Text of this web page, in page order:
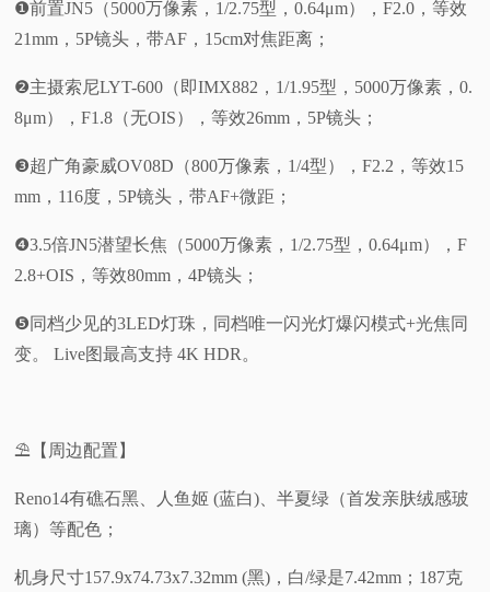
❶前置JN5（5000万像素，1/2.75型，0.64μm），F2.0，等效
21mm，5P镜头，带AF，15cm对焦距离；
❷主摄索尼LYT-600（即IMX882，1/1.95型，5000万像素，0.
8μm），F1.8（无OIS），等效26mm，5P镜头；
❸超广角豪威OV08D（800万像素，1/4型），F2.2，等效15
mm，116度，5P镜头，带AF+微距；
❹3.5倍JN5潜望长焦（5000万像素，1/2.75型，0.64μm），F
2.8+OIS，等效80mm，4P镜头；
❺同档少见的3LED灯珠，同档唯一闪光灯爆闪模式+光焦同
变。 Live图最高支持 4K HDR。
⛱️【周边配置】
Reno14有礁石黑、人鱼姬 (蓝白)、半夏绿（首发亲肤绒感玻
璃）等配色；
机身尺寸157.9x74.73x7.32mm (黑)，白/绿是7.42mm；187克